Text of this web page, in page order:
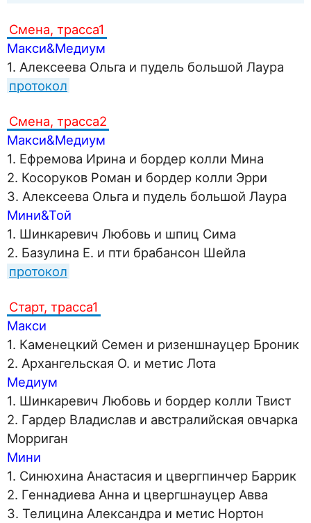
Смена, трасса1
Макси&Медиум
1. Алексеева Ольга и пудель большой Лаура
протокол
Смена, трасса2
Макси&Медиум
1. Ефремова Ирина и бордер колли Мина
2. Косоруков Роман и бордер колли Эрри
3. Алексеева Ольга и пудель большой Лаура
Мини&Той
1. Шинкаревич Любовь и шпиц Сима
2. Базулина Е. и пти брабансон Шейла
протокол
Старт, трасса1
Макси
1. Каменецкий Семен и ризеншнауцер Броник
2. Архангельская О. и метис Лота
Медиум
1. Шинкаревич Любовь и бордер колли Твист
2. Гардер Владислав и австралийская овчарка
Морриган
Мини
1. Синюхина Анастасия и цвергпинчер Баррик
2. Геннадиева Анна и цвергшнауцер Авва
3. Телицина Александра и метис Нортон